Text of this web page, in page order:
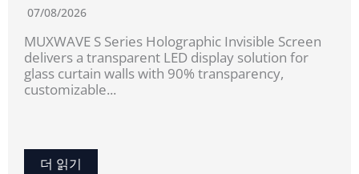
07/08/2026
MUXWAVE S Series Holographic Invisible Screen
delivers a transparent LED display solution for
glass curtain walls with 90% transparency,
customizable...
더 읽기